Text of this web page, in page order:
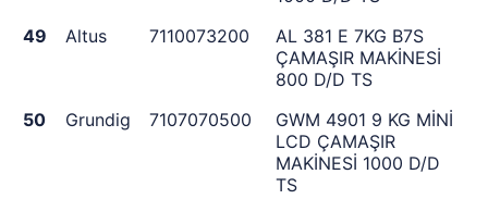
49
Altus 7110073200
AL 381 E 7KG B7S
ÇAMAŞIR MAKİNESİ
800 D/D TS
50
Grundig 7107070500
GWM 4901 9 KG MİNİ
LCD ÇAMAŞIR
MAKİNESİ 1000 D/D
TS